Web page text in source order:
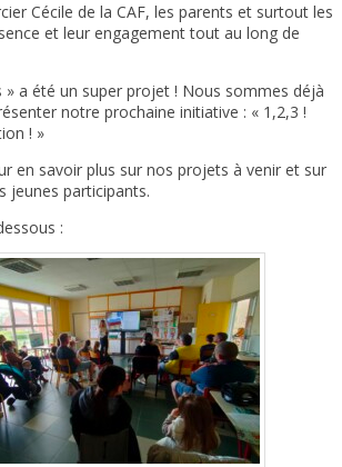
Cécile de la CAF, les parents et surtout les
et leur engagement tout au long de
» a été un super projet ! Nous sommes déjà
notre prochaine initiative : « 1,2,3 !
! »
en savoir plus sur nos projets à venir et sur
jeunes participants.
: